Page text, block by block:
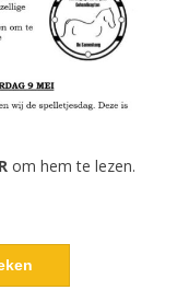
om hem te lezen.